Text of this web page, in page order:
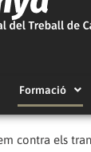
Formació
contra els